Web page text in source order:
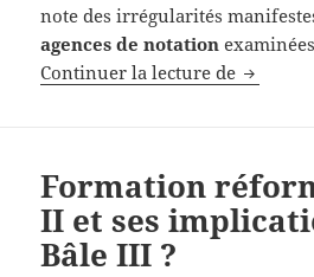
note des irrégularités
agences de notation
Continuer la lecture de Les
Formation
II et ses
Bâle III ?